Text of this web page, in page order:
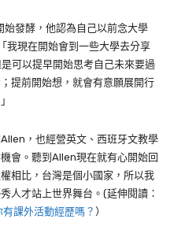
發酵，他認為自己以前念大學
我現在開始會到一些大學去分享
是可以提早開始思考自己未來要過
提前開始想，就會有意願展開行
Allen ，也經營英文、西班牙文教學
會。聽到 Allen現在就有心開始回
相比，台灣是個小國家，所以我
人才站上世界舞台。(延伸閱讀：
課外活動經歷嗎？ ）